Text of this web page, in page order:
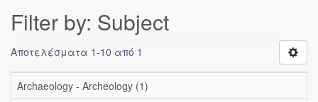
Filter by: Subject
Αποτελέσματα 1-10 από 1
Archaeology - Archeology (1)